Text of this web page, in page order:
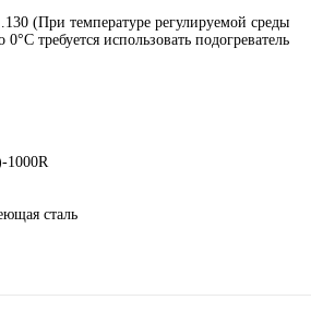
(При температуре регулируемой среды
0°С требуется использовать подогреватель
1000R
сталь